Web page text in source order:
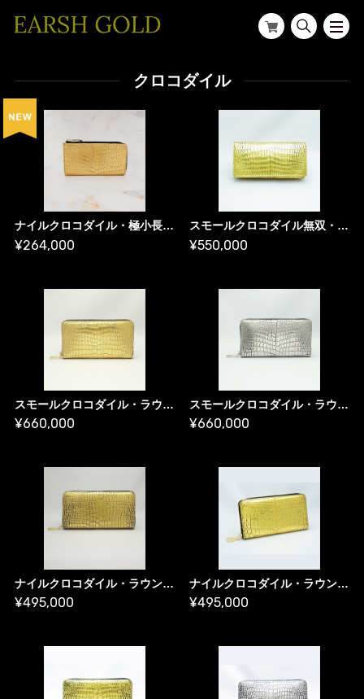
クロコダイル
ナイルクロコダイル・極小長財布・K24純金箔 ／ ゴールド財布
¥264,000
スモールクロコダイル無双・長財布・金箔・プレミアム版／ ゴールド財布
¥550,000
スモールクロコダイル・ラウンドファスナー長財布・金箔・プレミアム版／ ゴールド財布
¥660,000
スモールクロコダイル・ラウンドファスナー長財布 プラチナ箔・プレミアム版／ プラチナ財布
¥660,000
ナイルクロコダイル・ラウンドファスナー長財布［A］ 金箔・プレミアム版／ ゴールド財布
¥495,000
ナイルクロコダイル・ラウンドファスナー長財布［B］ 金箔・プレミアム版／ ゴールド財布
¥495,000